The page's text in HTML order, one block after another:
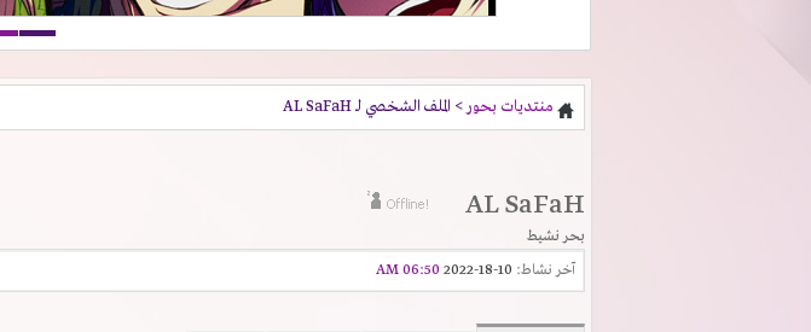
منتديات بحور > الملف الشخصي لـ AL SaFaH
AL SaFaH
بحر نشيط
آخر نشاط:
06:50 AM